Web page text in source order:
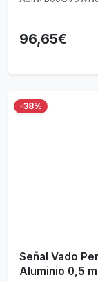
96,65€
-38%
Señal Vado
Aluminio 0,5